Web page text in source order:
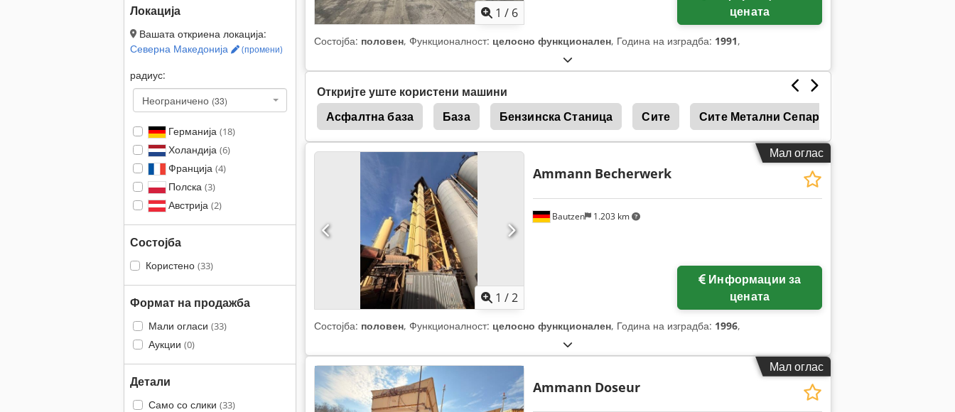
Локација
Вашата откриена локација:
Северна Македонија
(промени)
радиус:
Неограничено (33)
Германија (18)
Холандија (6)
Франција (4)
Полска (3)
Австрија (2)
Состојба
Користено (33)
Формат на продажба
Мали огласи (33)
Аукции (0)
Детали
Само со слики (33)
1 / 6
цената
Состојба: половен, Функционалност: целосно функционален, Година на изградба: 1991,
Откријте уште користени машини
Асфалтна база
База Бензинска Станица Сите Сите Метални Сепаратори
Поч Сплиттер На Лог Ammann Avh 6030
Мал оглас
Побарајте повеќе
1 /2
Bautzen 1.203 km
Ammann Becherwerk
цената
Состојба: половен, Функционалност: целосно функционален, Година на изградба: 1996,
Мал оглас
Ammann Doseur